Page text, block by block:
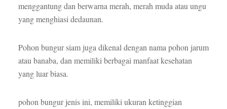
menggantung dan berwarna merah, merah muda atau ungu
yang menghiasi dedaunan.
Pohon bungur siam juga dikenal dengan nama pohon jarum
atau banaba, dan memiliki berbagai manfaat kesehatan
yang luar biasa.
pohon bungur jenis ini, memiliki ukuran ketinggian